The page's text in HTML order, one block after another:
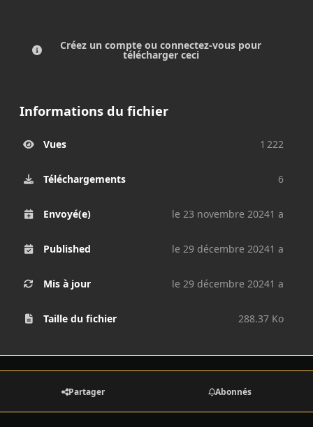
Créez un compte ou connectez-vous pour
télécharger ceci
Informations du fichier
Vues 1 222
Téléchargements 6
Envoyé(e) le 23 novembre 20241 a
Published le 29 décembre 20241 a
Mis à jour le 29 décembre 20241 a
Taille du fichier 288.37 Ko
Partager Abonnés